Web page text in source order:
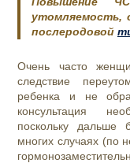
утомляемость,
послеродовой
Очень часто
следствие
ребенка и не
консультация
поскольку дальше
многих случаях (по